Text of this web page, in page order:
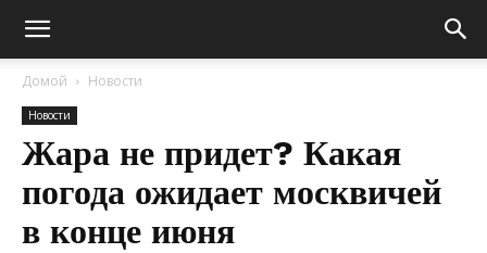
Домой Новости
Новости
Жара не придет? Какая
погода ожидает москвичей
в конце июня